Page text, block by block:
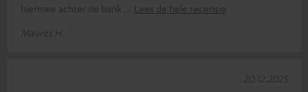
hiermee achter de bank
Lees de hele recensie
Maurits H.
20.12.2025